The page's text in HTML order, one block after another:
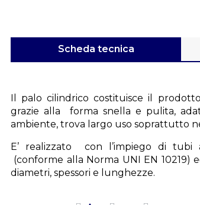
Scheda tecnica
Il palo cilindrico costituisce il
grazie alla forma snella e pulita,
ambiente, trova largo uso soprattutto
E’ realizzato con l’impiego di tubi
(conforme alla Norma UNI EN
diametri, spessori e lunghezze.